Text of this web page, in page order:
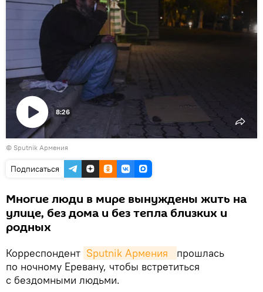
Воспроизвести
видео
8:26
© Sputnik Армения
Подписаться
Многие люди в мире вынуждены жить на
улице, без дома и без тепла близких и
родных
Корреспондент Sputnik Армения
прошлась
по ночному Еревану, чтобы встретиться
с бездомными людьми.